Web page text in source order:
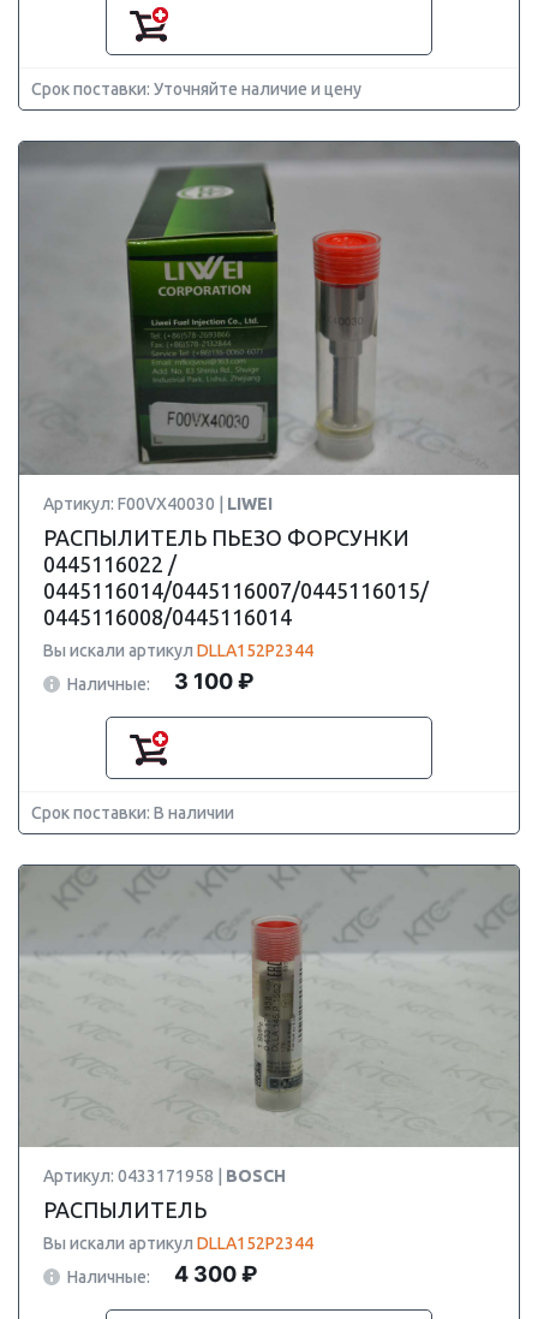
Срок поставки: Уточняйте наличие и цену
Артикул: F00VX40030 | LIWEI
РАСПЫЛИТЕЛЬ ПЬЕЗО ФОРСУНКИ
0445116022 /
0445116014/0445116007/0445116015/
0445116008/0445116014
Вы искали артикул DLLA152P2344
Наличные:
3 100 ₽
Срок поставки: В наличии
Артикул: 0433171958 | BOSCH
РАСПЫЛИТЕЛЬ
Вы искали артикул DLLA152P2344
Наличные:
4 300 ₽